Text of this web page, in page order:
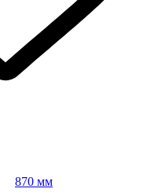
870 мм